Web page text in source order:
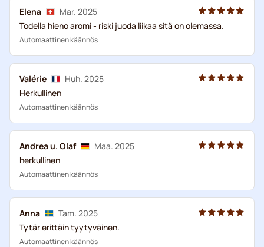
Elena
Mar. 2025
Todella hieno aromi - riski juoda liikaa sitä on olemassa.
Automaattinen käännös
Valérie
Huh. 2025
Herkullinen
Automaattinen käännös
Andrea u. Olaf
Maa. 2025
herkullinen
Automaattinen käännös
Anna
Tam. 2025
Tytär erittäin tyytyväinen.
Automaattinen käännös